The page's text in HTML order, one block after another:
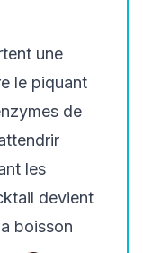
une
le piquant
de
les
devient
boisson